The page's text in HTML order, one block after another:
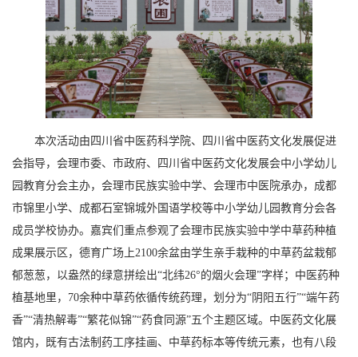
本次活动由四川省中医药科学院、四川省中医药文化发展促进
会指导，会理市委、市政府、四川省中医药文化发展会中小学幼儿
园教育分会主办，会理市民族实验中学、会理市中医院承办，成都
市锦里小学、成都石室锦城外国语学校等中小学幼儿园教育分会各
成员学校协办。嘉宾们重点参观了会理市民族实验中学中草药种植
成果展示区，德育广场上2100余盆由学生亲手栽种的中草药盆栽郁
郁葱葱，以盎然的绿意拼绘出“北纬26°的烟火会理”字样；中医药种
植基地里，70余种中草药依循传统药理，划分为“阴阳五行”“端午药
香”“清热解毒”“繁花似锦”“药食同源”五个主题区域。中医药文化展
馆内，既有古法制药工序挂画、中草药标本等传统元素，也有八段